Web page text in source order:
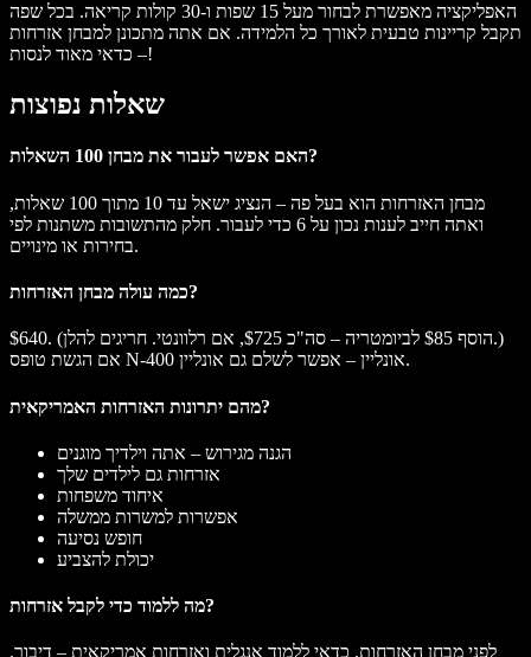
האפליקציה מאפשרת לבחור מעל 15 שפות ו-30 קולות קריאה. בכל שפה
תקבל קריינות טבעית לאורך כל הלמידה. אם אתה מתכונן למבחן אזרחות
– כדאי מאוד לנסות!
שאלות נפוצות
האם אפשר לעבור את מבחן 100 השאלות?
מבחן האזרחות הוא בעל פה – הנציג ישאל עד 10 מתוך 100 שאלות,
ואתה חייב לענות נכון על 6 כדי לעבור. חלק מהתשובות משתנות לפי
בחירות או מינויים.
כמה עולה מבחן האזרחות?
$640. (הוסף $85 לביומטריה – סה"כ $725, אם רלוונטי. חריגים להלן.)
אם הגשת טופס N-400 אונליין – אפשר לשלם גם אונליין.
מהם יתרונות האזרחות האמריקאית?
הגנה מגירוש – אתה וילדיך מוגנים
אזרחות גם לילדים שלך
איחוד משפחות
אפשרות למשרות ממשלה
חופש נסיעה
יכולת להצביע
מה ללמוד כדי לקבל אזרחות?
לפני מבחן האזרחות, כדאי ללמוד אנגלית ואזרחות אמריקאית – דיבור,